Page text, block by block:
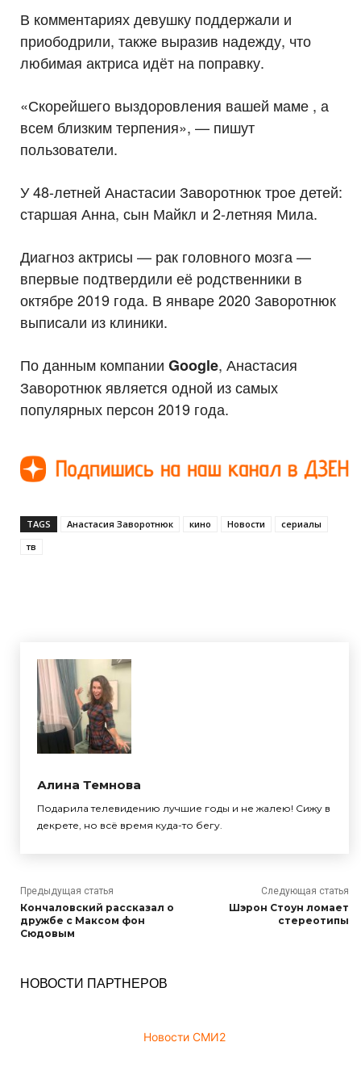
В комментариях девушку поддержали и
приободрили, также выразив надежду, что
любимая актриса идёт на поправку.
«Скорейшего выздоровления вашей маме , а
всем близким терпения», — пишут
пользователи.
У 48-летней Анастасии Заворотнюк трое детей:
старшая Анна, сын Майкл и 2-летняя Мила.
Диагноз актрисы — рак головного мозга —
впервые подтвердили её родственники в
октябре 2019 года. В январе 2020 Заворотнюк
выписали из клиники.
По данным компании Google, Анастасия
Заворотнюк является одной из самых
популярных персон 2019 года.
TAGS Анастасия Заворотнюк кино Новости
сериалы
тв
Алина Темнова
Подарила телевидению лучшие годы и не жалею! Сижу в
декрете, но всё время куда-то бегу.
Предыдущая статья
Кончаловский рассказал о
дружбе с Максом фон
Сюдовым
Следующая статья
Шэрон Стоун ломает
стереотипы
НОВОСТИ ПАРТНЕРОВ
Новости СМИ2